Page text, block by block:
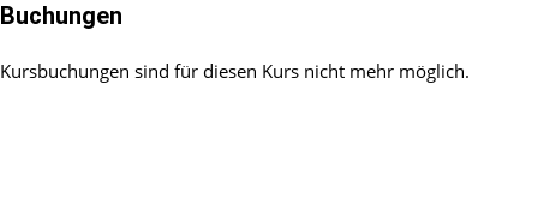
Buchungen
Kursbuchungen sind für diesen Kurs nicht mehr möglich.